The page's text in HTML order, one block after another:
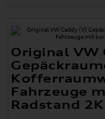
Original VW
Fahrzeuge
Radstand